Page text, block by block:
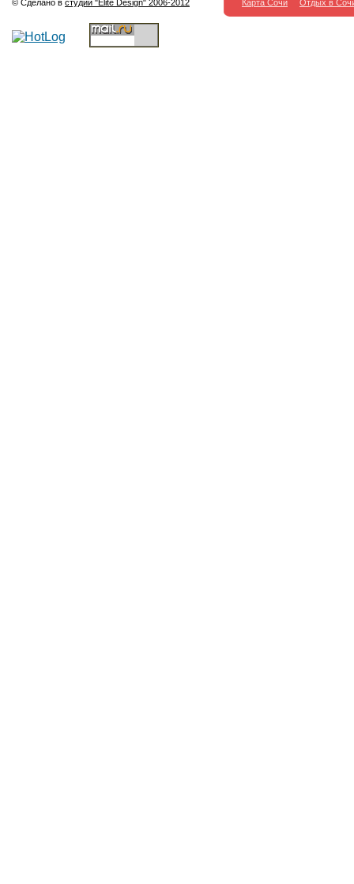
© Сделано в студии "Elite Design" 2006-2012 Карта Сочи Отдых в